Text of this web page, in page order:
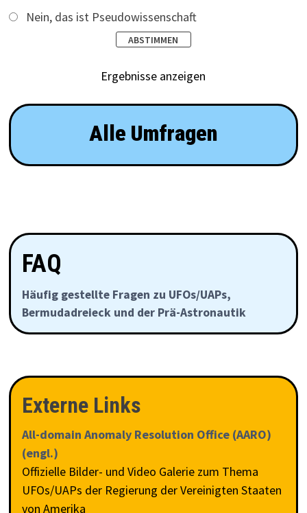
Nein, das ist Pseudowissenschaft
Ergebnisse anzeigen
Alle Umfragen
FAQ
Häufig gestellte Fragen zu UFOs/UAPs,
Bermudadreieck und der Prä-Astronautik
Externe Links
All-domain Anomaly Resolution Office (AARO)
(engl.)
Offizielle Bilder- und Video Galerie zum Thema
UFOs/UAPs der Regierung der Vereinigten Staaten
von Amerika